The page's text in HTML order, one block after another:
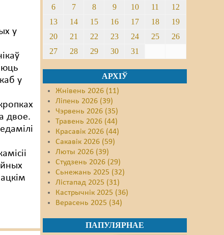
у
у
двое.
6
7 8 9 10 11
12
13
14 15 16 17 18
19
20
21 22 23 24 25
26
27
28 29 30 31
АРХІЎ
Жнівень 2026 (11)
Ліпень 2026 (39)
Чэрвень 2026 (35)
Травень 2026 (44)
Красавік 2026 (44)
Сакавік 2026 (59)
Люты 2026 (39)
Студзень 2026 (29)
Сьнежань 2025 (32)
Лістапад 2025 (31)
Кастрычнік 2025 (36)
Верасень 2025 (34)
ПАПУЛЯРНАЕ